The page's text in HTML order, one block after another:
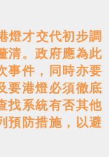
燈才交代初步調
清。政府應為此
事件，同時亦要
要港燈必須徹底
找系統有否其他
預防措施，以避